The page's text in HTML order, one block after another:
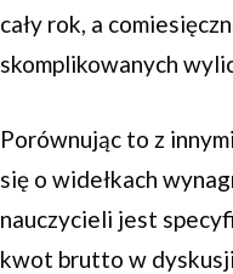
cały rok, a
skomplikowanych
Porównując to z
się o widełkach
nauczycieli jest
kwot brutto w